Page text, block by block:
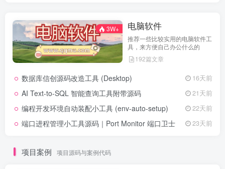
3W+ 电脑软件
推荐一些比较实用的电脑软件工
具，来方便自己办公什么的
192篇文章
数据库信创源码改造工具 (Desktop) 16天前
AI Text-to-SQL 智能查询工具附带源码 21天前
编程开发环境自动装配小工具 (env-auto-setup) 22天前
端口进程管理小工具源码｜Port Monitor 端口卫士 23天前
项目案例 项目源码与案例代码